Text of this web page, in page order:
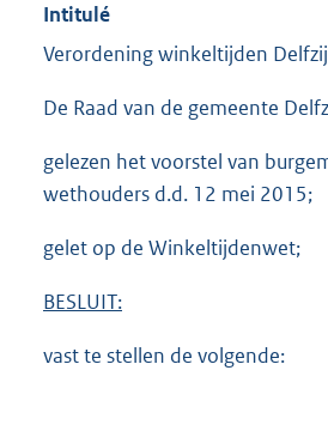
Intitulé
Verordening winkeltijden
De Raad van de gemeente
gelezen het voorstel van
wethouders d.d. 12 mei 2015;
gelet op de Winkeltijdenwet;
BESLUIT:
vast te stellen de volgende: